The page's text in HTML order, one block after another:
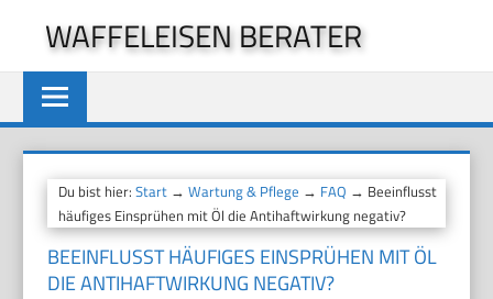
springen
WAFFELEISEN BERATER
Du bist hier:Start →Wartung & Pflege → FAQ → Beeinflusst
häufiges Einsprühen mit Öl die Antihaftwirkung negativ?
BEEINFLUSST HÄUFIGES EINSPRÜHEN MIT ÖL
DIE ANTIHAFTWIRKUNG NEGATIV?